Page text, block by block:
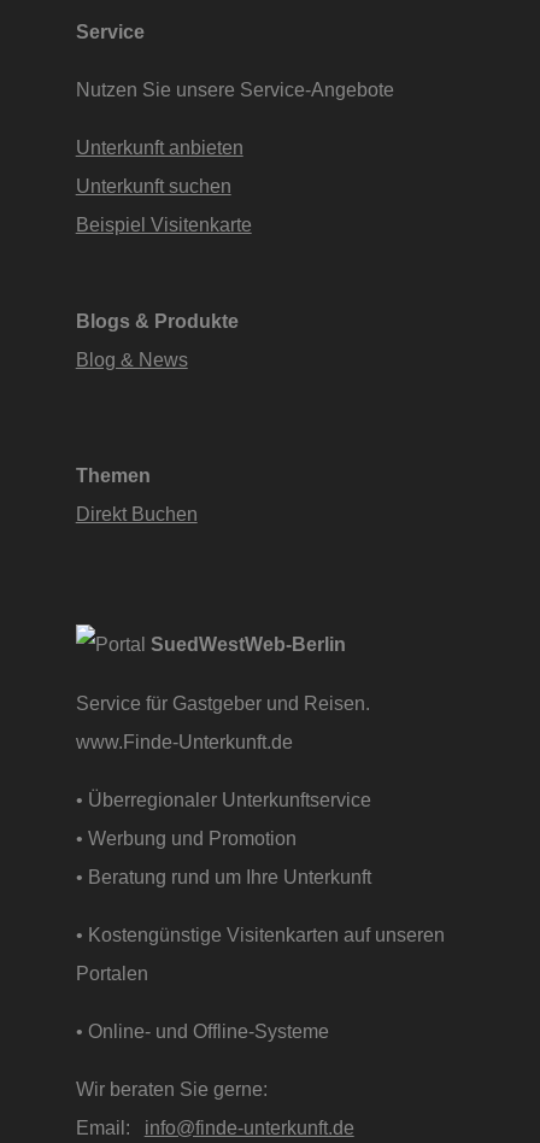
Service
Nutzen Sie unsere Service-Angebote
Unterkunft anbieten
Unterkunft suchen
Beispiel Visitenkarte
Blogs & Produkte
Blog & News
Themen
Direkt Buchen
SuedWestWeb-Berlin
Service für Gastgeber und Reisen.
www.Finde-Unterkunft.de
• Überregionaler Unterkunftservice
• Werbung und Promotion
• Beratung rund um Ihre Unterkunft
• Kostengünstige Visitenkarten auf unseren
Portalen
• Online- und Offline-Systeme
Wir beraten Sie gerne:
Email: info@finde-unterkunft.de